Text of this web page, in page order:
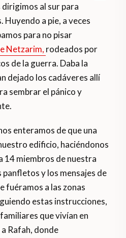
al sur para
Huyendo a pie, a veces
para no pisar
Netzarim, rodeados por
de la guerra. Daba la
dejado los cadáveres allí
sembrar el pánico y
enteramos de que una
edificio, haciéndonos
14 miembros de nuestra
y los mensajes de
fuéramos a las zonas
estas instrucciones,
que vivían en
Rafah, donde